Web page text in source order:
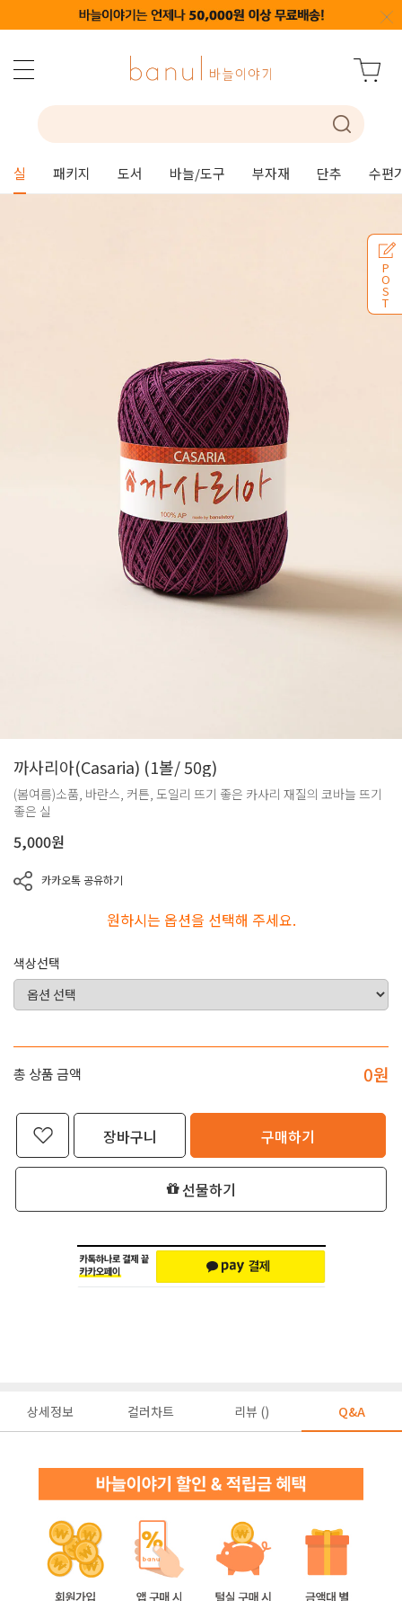
실 패키지 도서 바늘/도구 부자재 단추 수편
P
O
S
T
까사리아(Casaria) (1볼/ 50g)
(봄여름)소품, 바란스, 커튼, 도일리 뜨기 좋은 카사리 재질의 코바늘 뜨기
좋은 실
5,000원
카카오톡 공유하기
원하시는 옵션을 선택해 주세요.
색상선택
총 상품 금액 0원
장바구니 구매하기
선물하기
상세정보 컬러차트 리뷰 () Q&A